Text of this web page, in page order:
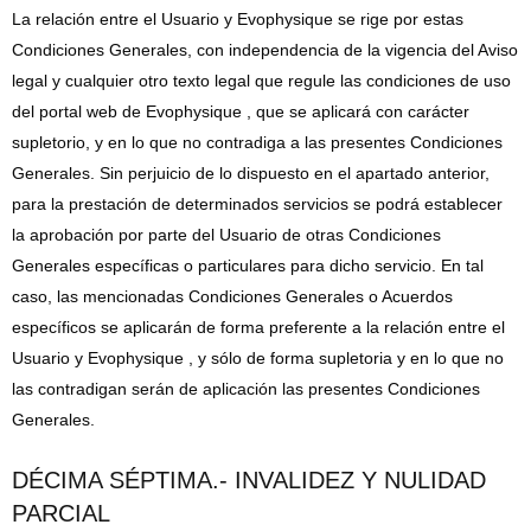
La relación entre el Usuario y Evophysique se rige por estas
Condiciones Generales, con independencia de la vigencia del Aviso
legal y cualquier otro texto legal que regule las condiciones de uso
del portal web de Evophysique , que se aplicará con carácter
supletorio, y en lo que no contradiga a las presentes Condiciones
Generales. Sin perjuicio de lo dispuesto en el apartado anterior,
para la prestación de determinados servicios se podrá establecer
la aprobación por parte del Usuario de otras Condiciones
Generales específicas o particulares para dicho servicio. En tal
caso, las mencionadas Condiciones Generales o Acuerdos
específicos se aplicarán de forma preferente a la relación entre el
Usuario y Evophysique , y sólo de forma supletoria y en lo que no
las contradigan serán de aplicación las presentes Condiciones
Generales.
DÉCIMA SÉPTIMA.- INVALIDEZ Y NULIDAD
PARCIAL